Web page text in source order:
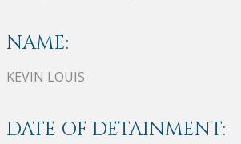
NAME:
KEVIN LOUIS
DATE OF DETAINMENT: